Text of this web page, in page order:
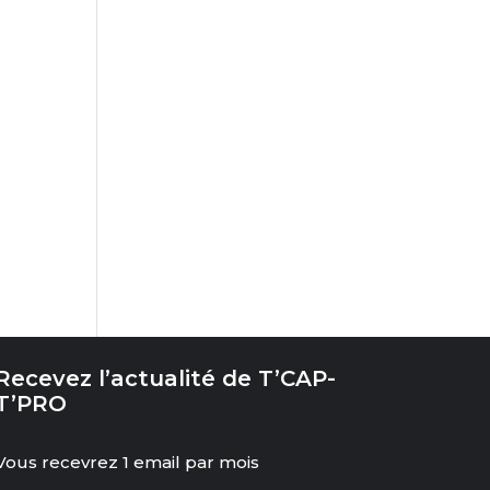
l’actualité de T’CAP-
recevrez 1 email par mois